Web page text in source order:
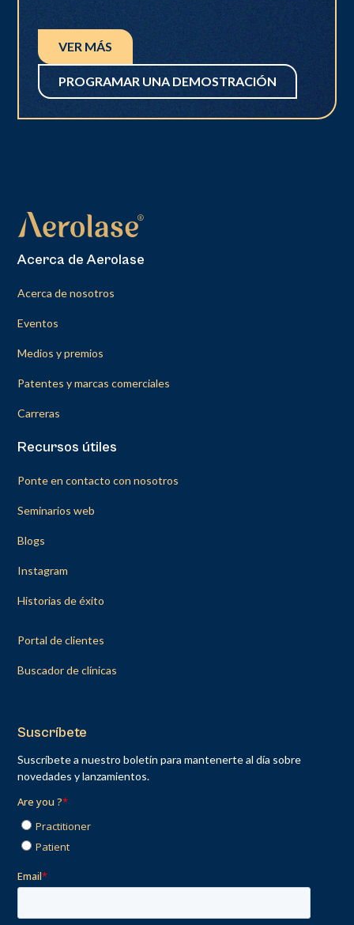
VER MÁS
PROGRAMAR UNA DEMOSTRACIÓN
Acerca de Aerolase
Acerca de nosotros
Eventos
Medios y premios
Patentes y marcas comerciales
Carreras
Recursos útiles
Ponte en contacto con nosotros
Seminarios web
Blogs
Instagram
Historias de éxito
Portal de clientes
Buscador de clínicas
Suscríbete
Suscríbete a nuestro boletín para mantenerte al día sobre
novedades y lanzamientos.